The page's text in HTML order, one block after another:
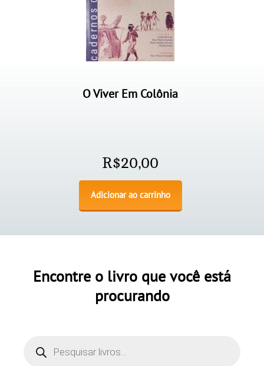
O Viver Em Colônia
R$20,00
Adicionar ao carrinho
Encontre o livro que você está
procurando